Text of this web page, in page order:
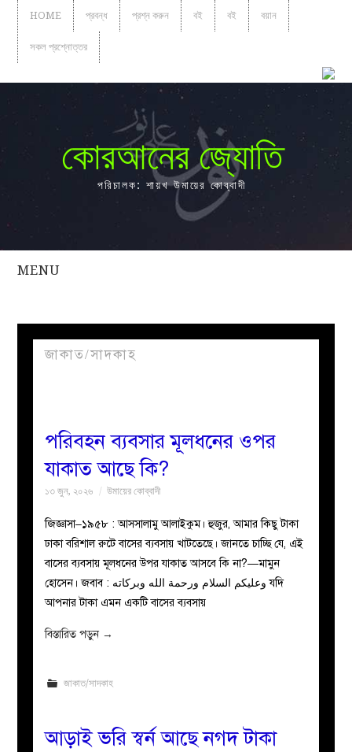
HOME প্রবন্ধ প্রশ্ন করুন বই বই বয়ান
সকল প্রশ্নোত্তর
কোরআনের জ্যোতি
পরিচালক: শায়খ উমায়ের কোব্বাদী
MENU
সকল
প্রবন্ধ
নারীদের
পাতা
মজলিস
প্রশ্ন
করুন
জাকাত/সাদকাহ
পরিবহন ব্যবসার মূলধনের ওপর
যাকাত আছে কি?
১৩ জুন, ২০২৬ উমায়ের কোব্বাদী
জিজ্ঞাসা–১৯৫৮ : আসসালামু আলাইকুম। হুজুর, আমার কিছু টাকা
ঢাকা বরিশাল রুটে বাসের ব্যবসায় খাটতেছে। জানতে চাচ্ছি যে, এই
বাসের ব্যবসায় মূলধনের উপর যাকাত আসবে কি না?—মামুন
হোসেন। ‎‎জবাব : وعليكم السلام ورحمة الله وبركاته যদি
আপনার টাকা এমন একটি বাসের ব্যবসায়
বিস্তারিত পড়ুন →
জাকাত/সাদকাহ
আড়াই ভরি স্বর্ন আছে নগদ টাকা